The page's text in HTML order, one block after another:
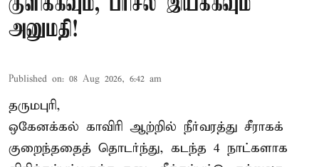
அனுமதி!
Published on: 08 Aug 2026, 6:42 am
தருமபுரி,
ஒகேனக்கல் காவிரி ஆற்றில் நீர்வரத்து சீராகக்
குறைந்ததைத் தொடர்ந்து, கடந்த 4 நாட்களாக